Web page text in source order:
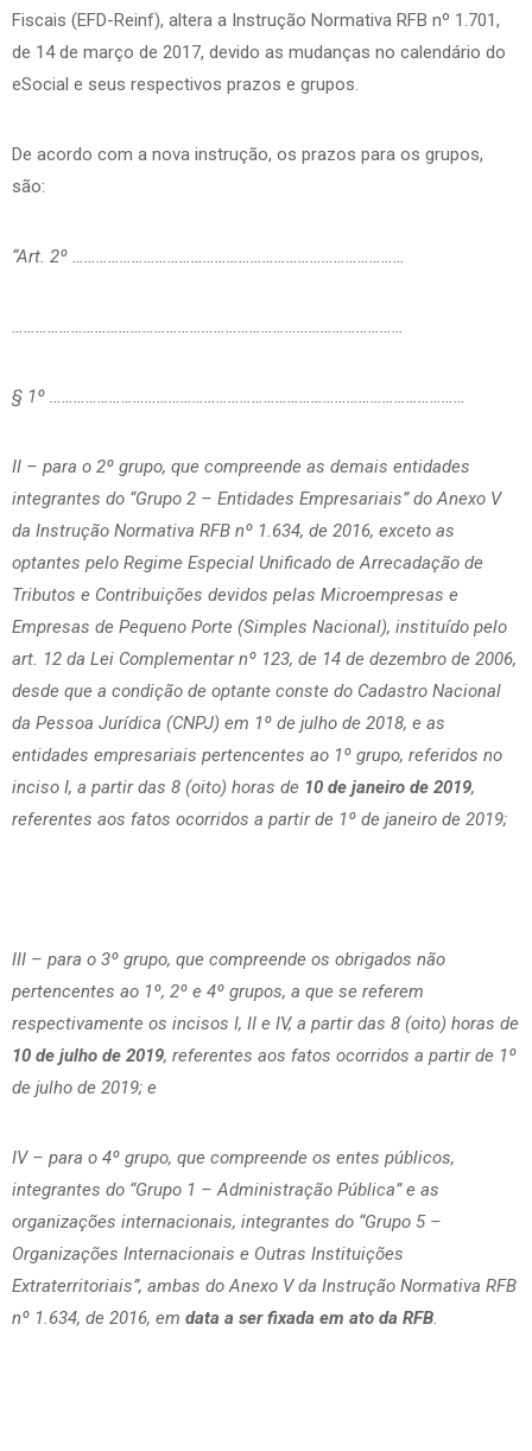
Fiscais (EFD-Reinf), altera a Instrução Normativa RFB nº 1.701,
de 14 de março de 2017, devido as mudanças no calendário do
eSocial e seus respectivos prazos e grupos.
De acordo com a nova instrução, os prazos para os grupos,
são:
“Art. 2º …………………………………………………………………………
………………………………………………………………………………………
§ 1º ……………………………………………………………………………………………
II – para o 2º grupo, que compreende as demais entidades
integrantes do “Grupo 2 – Entidades Empresariais” do Anexo V
da Instrução Normativa RFB nº 1.634, de 2016, exceto as
optantes pelo Regime Especial Unificado de Arrecadação de
Tributos e Contribuições devidos pelas Microempresas e
Empresas de Pequeno Porte (Simples Nacional), instituído pelo
art. 12 da Lei Complementar nº 123, de 14 de dezembro de 2006,
desde que a condição de optante conste do Cadastro Nacional
da Pessoa Jurídica (CNPJ) em 1º de julho de 2018, e as
entidades empresariais pertencentes ao 1º grupo, referidos no
inciso I, a partir das 8 (oito) horas de 10 de janeiro de 2019,
referentes aos fatos ocorridos a partir de 1º de janeiro de 2019;
III – para o 3º grupo, que compreende os obrigados não
pertencentes ao 1º, 2º e 4º grupos, a que se referem
respectivamente os incisos I, II e IV, a partir das 8 (oito) horas de
10 de julho de 2019, referentes aos fatos ocorridos a partir de 1º
de julho de 2019; e
IV – para o 4º grupo, que compreende os entes públicos,
integrantes do “Grupo 1 – Administração Pública” e as
organizações internacionais, integrantes do “Grupo 5 –
Organizações Internacionais e Outras Instituições
Extraterritoriais”, ambas do Anexo V da Instrução Normativa RFB
nº 1.634, de 2016, em data a ser fixada em ato da RFB.